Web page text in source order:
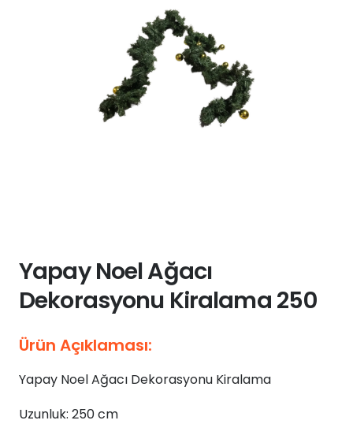
Yapay Noel Ağacı
Dekorasyonu Kiralama 250
Ürün Açıklaması:
Yapay Noel Ağacı Dekorasyonu Kiralama
Uzunluk: 250 cm